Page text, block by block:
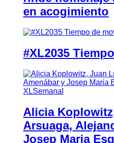
en acogimiento
#XL2035
Alicia
Arsuaga,
Josep Maria